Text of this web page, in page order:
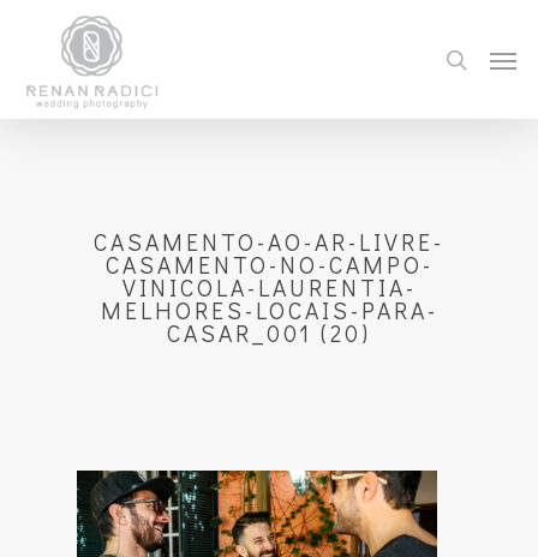
CASAMENTO-AO-AR-LIVRE-
CASAMENTO-NO-CAMPO-
VINICOLA-LAURENTIA-
MELHORES-LOCAIS-PARA-
CASAR_001 (20)